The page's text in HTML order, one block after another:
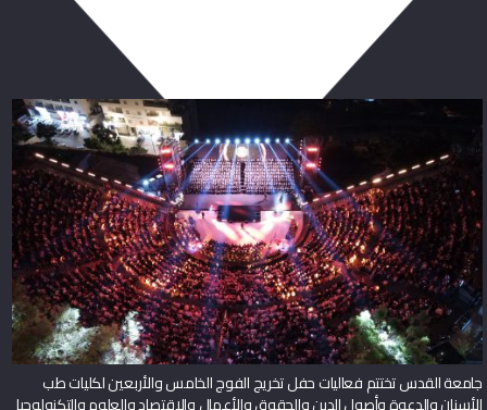
جامعة القدس تختتم فعاليات حفل تخريج الفوج الخامس والأربعين لكليات طب